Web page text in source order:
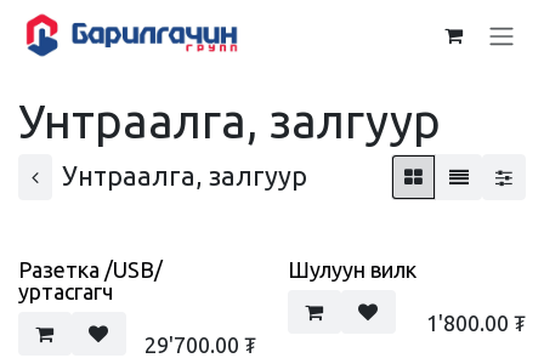
Skip to Content
Унтраалга, залгуур
Унтраалга, залгуур
Разетка /USB/
уртасгагч
29'700.00 ₮
Шулуун вилк
1'800.00 ₮